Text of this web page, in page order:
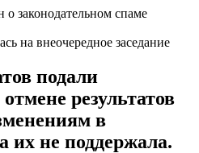
на внеочередное заседание
подали
результатов
в
их не поддержала.